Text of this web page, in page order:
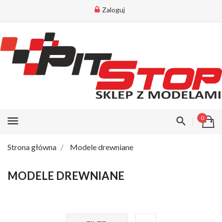
Zaloguj
menu 0
Strona główna Modele drewniane
MODELE DREWNIANE